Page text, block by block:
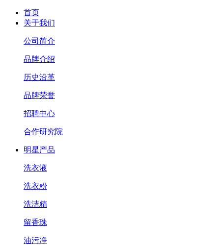
首页
关于我们
公司简介
品牌介绍
历史沿革
品牌荣誉
招聘中心
合作研究院
明星产品
洗衣液
洗衣粉
洗洁精
留香珠
油污净